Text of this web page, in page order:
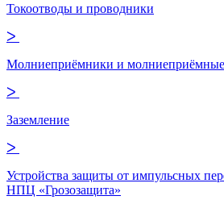
Токоотводы и проводники
ᐳ
Молниеприёмники и
ᐳ
Заземление
ᐳ
Устройства защиты от импульсных
НПЦ «Грозозащита»